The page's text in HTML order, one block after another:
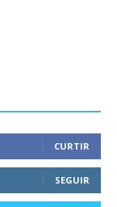
CURTIR
SEGUIR